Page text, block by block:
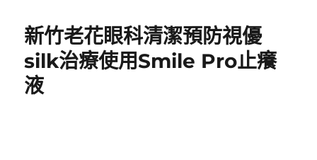
新竹老花眼科清潔預防視優
silk治療使用Smile Pro止癢
液